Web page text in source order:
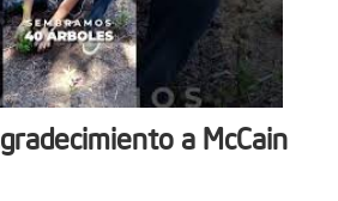
a McCain